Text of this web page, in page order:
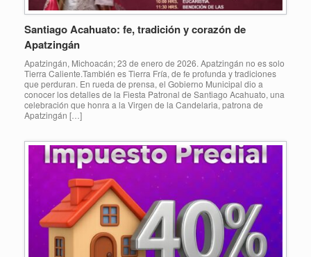
Santiago Acahuato: fe, tradición y corazón de
Apatzingán
Apatzingán, Michoacán; 23 de enero de 2026. Apatzingán no es solo
Tierra Caliente.También es Tierra Fría, de fe profunda y tradiciones
que perduran. En rueda de prensa, el Gobierno Municipal dio a
conocer los detalles de la Fiesta Patronal de Santiago Acahuato, una
celebración que honra a la Virgen de la Candelaria, patrona de
Apatzingán […]